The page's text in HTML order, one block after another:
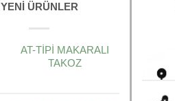
YENI ÜRÜNLER
AT-TİPİ MAKARALI
TAKOZ